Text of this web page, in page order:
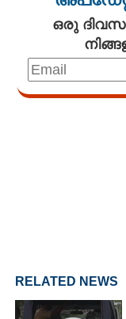
ഒരു
RELATED NEWS